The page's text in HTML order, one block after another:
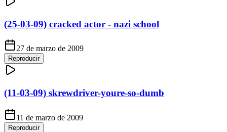
(25-03-09) cracked actor - nazi school
27 de marzo de 2009
Reproducir
(11-03-09) skrewdriver-youre-so-dumb
11 de marzo de 2009
Reproducir